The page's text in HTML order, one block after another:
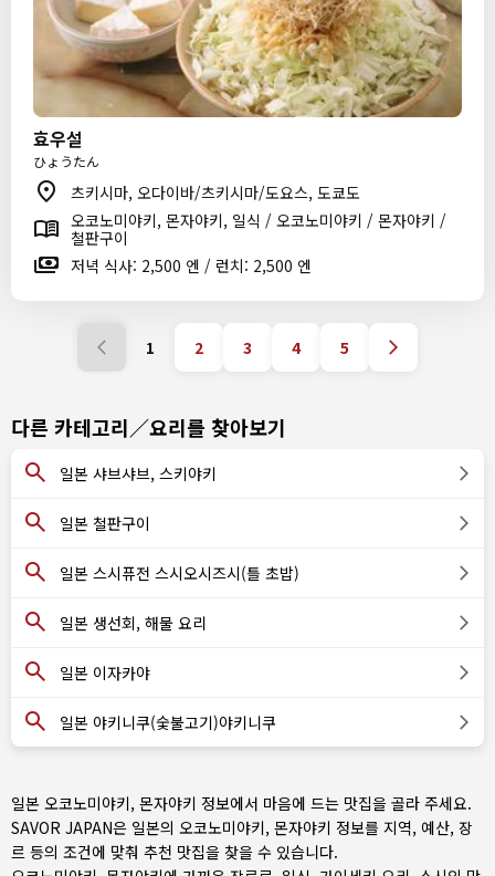
효우설
ひょうたん
츠키시마, 오다이바/츠키시마/도요스, 도쿄도
오코노미야키, 몬자야키, 일식 / 오코노미야키 / 몬자야키 /
철판구이
저녁 식사: 2,500 엔 / 런치: 2,500 엔
1 2 3 4 5
다른 카테고리／요리를 찾아보기
일본 샤브샤브, 스키야키
일본 철판구이
일본 스시퓨전 스시오시즈시(틀 초밥)
일본 생선회, 해물 요리
일본 이자카야
일본 야키니쿠(숯불고기)야키니쿠
일본 오코노미야키, 몬자야키 정보에서 마음에 드는 맛집을 골라 주세요.
SAVOR JAPAN은 일본의 오코노미야키, 몬자야키 정보를 지역, 예산, 장
르 등의 조건에 맞춰 추천 맛집을 찾을 수 있습니다.